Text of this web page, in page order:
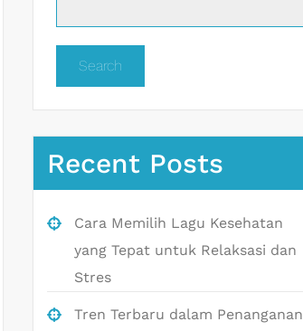
Search
Recent Posts
Cara Memilih Lagu Kesehatan
yang Tepat untuk Relaksasi dan
Stres
Tren Terbaru dalam Penanganan